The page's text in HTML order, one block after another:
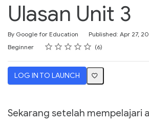
Ulasan Unit 3
By Google for Education Published: Apr 27,
Duration
Difficulty
Beginner Rating
1 star
2 stars
3 stars
4 stars
5 stars
Average rating: 5.0 6
6 reviews
LOG IN TO LAUNCH
Sekarang setelah mempelajari